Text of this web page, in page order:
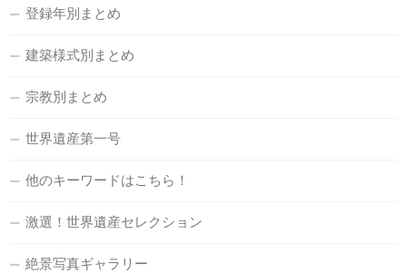
登録年別まとめ
建築様式別まとめ
宗教別まとめ
世界遺産第一号
他のキーワードはこちら！
激選！世界遺産セレクション
絶景写真ギャラリー